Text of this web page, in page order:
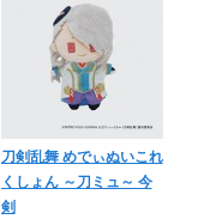
刀剣乱舞 めでぃぬいこれ
くしょん ～刀ミュ～ 今
剣